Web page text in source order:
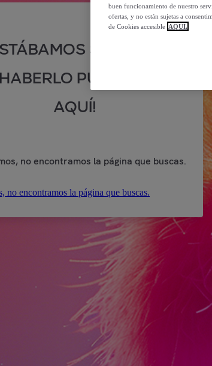
SEGUROS
PUESTO POR
AQUÍ!
no encontramos la página que buscas.
no encontramos la página que buscas.
buen funcionamiento de nuestro
ofertas, y no están sujetas a
de Cookies accesible AQUÍ.